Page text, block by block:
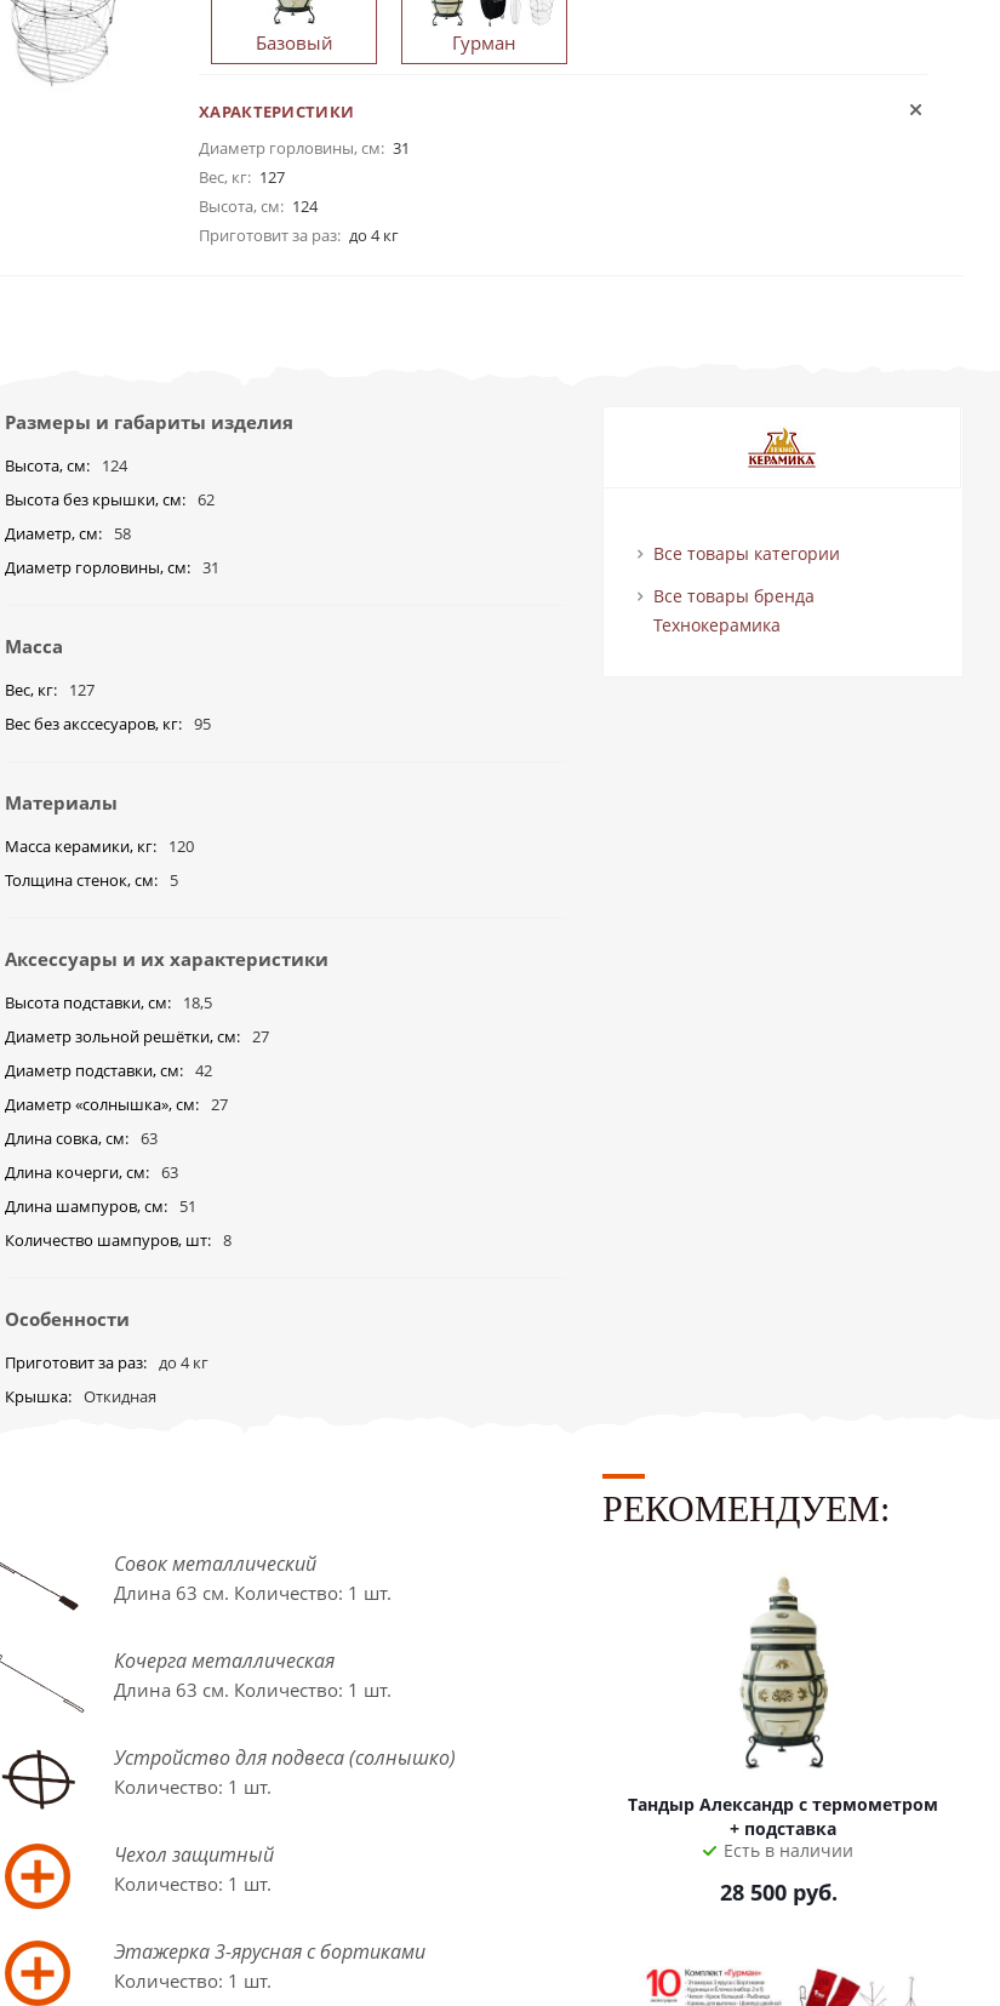
Базовый Гурман
ХАРАКТЕРИСТИКИ
Диаметр горловины, см: 31
Вес, кг: 127
Высота, см: 124
Приготовит за раз: до 4 кг
Размеры и габариты изделия
Высота, см
124
Высота без крышки, см
62
Диаметр, см
58
Диаметр горловины, см
31
Масса
Вес, кг
127
Вес без акссесуаров, кг
95
Материалы
Масса керамики, кг
120
Толщина стенок, см
5
Аксессуары и их характеристики
Высота подставки, см
18,5
Диаметр зольной решётки, см
27
Диаметр подставки, см
42
Диаметр «солнышка», cм
27
Длина совка, см
63
Длина кочерги, см
63
Длина шампуров, см
51
Количество шампуров, шт
8
Особенности
Приготовит за раз
до 4 кг
Крышка
Откидная
Все товары категории
Все товары бренда
Технокерамика
Совок металлический
Длина 63 см. Количество: 1 шт.
Кочерга металлическая
Длина 63 см. Количество: 1 шт.
Устройство для подвеса (солнышко)
Количество: 1 шт.
Чехол защитный
Количество: 1 шт.
Этажерка 3-ярусная с бортиками
Количество: 1 шт.
РЕКОМЕНДУЕМ:
Тандыр Александр с термометром
+ подставка
Есть в наличии
28 500 руб.